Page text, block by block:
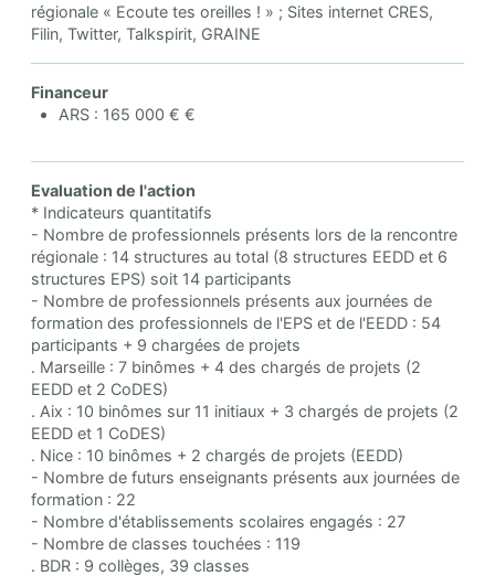
régionale « Ecoute tes oreilles ! » ; Sites internet CRES,
Filin, Twitter, Talkspirit, GRAINE
Financeur
ARS : 165 000 € €
Evaluation de l'action
* Indicateurs quantitatifs
- Nombre de professionnels présents lors de la rencontre
régionale : 14 structures au total (8 structures EEDD et 6
structures EPS) soit 14 participants
- Nombre de professionnels présents aux journées de
formation des professionnels de l'EPS et de l'EEDD : 54
participants + 9 chargées de projets
. Marseille : 7 binômes + 4 des chargés de projets (2
EEDD et 2 CoDES)
. Aix : 10 binômes sur 11 initiaux + 3 chargés de projets (2
EEDD et 1 CoDES)
. Nice : 10 binômes + 2 chargés de projets (EEDD)
- Nombre de futurs enseignants présents aux journées de
formation : 22
- Nombre d'établissements scolaires engagés : 27
- Nombre de classes touchées : 119
. BDR : 9 collèges, 39 classes